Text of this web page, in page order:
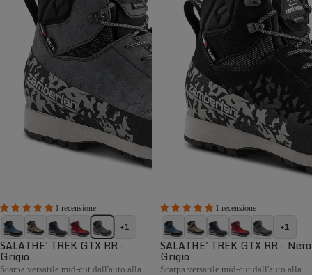
1 recensione
+1
SALATHE' TREK GTX RR -
Grigio
Scarpa versatile mid-cut dall'auto alla
1 recensione
+1
SALATHE' TREK GTX RR - Nero
Grigio
Scarpa versatile mid-cut dall'auto alla